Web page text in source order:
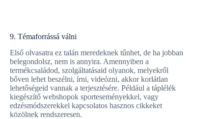
9. Témaforrássá válni
Első olvasatra ez talán meredeknek tűnhet, de ha jobban
belegondolsz, nem is annyira. Amennyiben a
termékcsaládod, szolgáltatásaid olyanok, melyekről
bőven lehet beszélni, írni, videózni, akkor korlátlan
lehetőségeid vannak a terjesztésére. Például a táplélék
kiegészítő webshopok sporteseményekkel, vagy
edzésmódszerekkel kapcsolatos hasznos cikkeket
közölnek rendszeresen.